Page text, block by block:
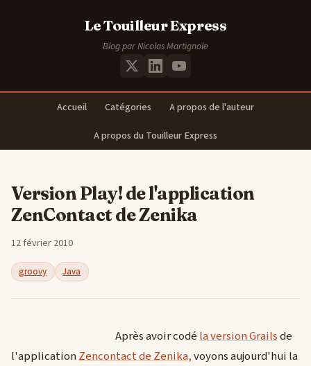
Le Touilleur Express
Blog par Nicolas Martignole
Accueil Catégories
A propos de l'auteur
A propos du Touilleur Express
Version Play! de l'application
ZenContact de Zenika
12 février 2010
groovy Java
Après avoir codéla version Grailsde
l'applicationZencontact de Zenika,voyons aujourd'hui la